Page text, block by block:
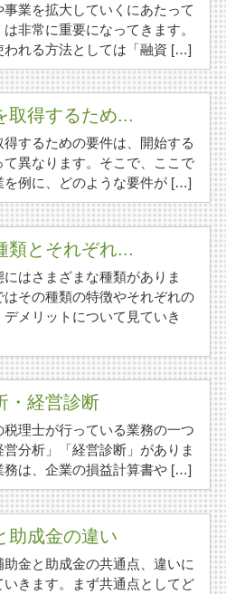
事業を拡大していくにあたって
非常に重要になってきます。
われる方法としては「融資 […]
取得するため...
得するための要件は、開始する
て異なります。そこで、ここで
を例に、どのような要件が […]
類とそれぞれ...
はさまざまな種類がありま
はその種類の特徴やそれぞれの
デメリットについて見ていき
・経営診断
税理士が行っている業務の一つ
営分析」「経営診断」がありま
務は、企業の損益計算書や […]
助成金の違い
助金と助成金の共通点、違いに
いきます。まず共通点としてど